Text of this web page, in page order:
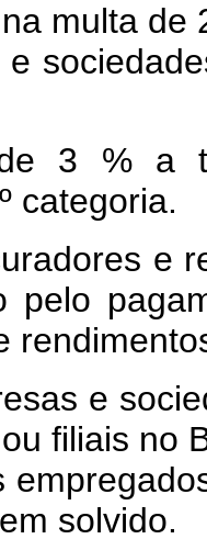
multa
e
3 % a
categoria.
e
pelo
e
filiais no
solvido.